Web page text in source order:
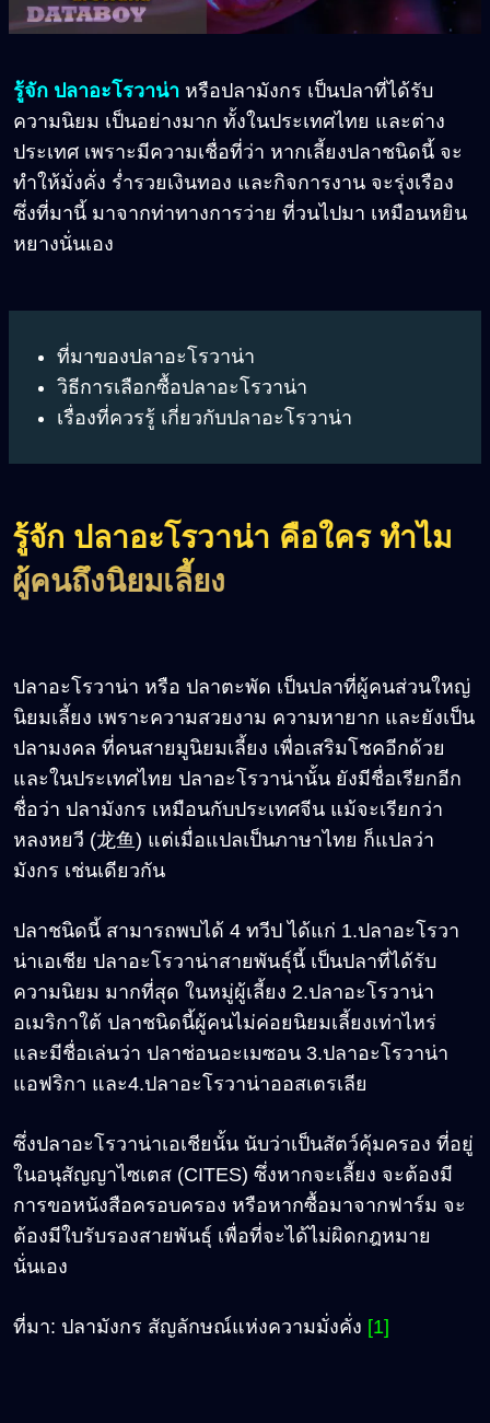
รู้จัก ปลาอะโรวาน่า หรือปลามังกร เป็นปลาที่ได้รับ
ความนิยม เป็นอย่างมาก ทั้งในประเทศไทย และต่าง
ประเทศ เพราะมีความเชื่อที่ว่า หากเลี้ยงปลาชนิดนี้ จะ
ทำให้มั่งคั่ง ร่ำรวยเงินทอง และกิจการงาน จะรุ่งเรือง
ซึ่งที่มานี้ มาจากท่าทางการว่าย ที่วนไปมา เหมือนหยิน
หยางนั่นเอง
ที่มาของปลาอะโรวาน่า
วิธีการเลือกซื้อปลาอะโรวาน่า
เรื่องที่ควรรู้ เกี่ยวกับปลาอะโรวาน่า
รู้จัก ปลาอะโรวาน่า คือใคร ทำไม
ผู้คนถึงนิยมเลี้ยง
ปลาอะโรวาน่า หรือ ปลาตะพัด เป็นปลาที่ผู้คนส่วนใหญ่
นิยมเลี้ยง เพราะความสวยงาม ความหายาก และยังเป็น
ปลามงคล ที่คนสายมูนิยมเลี้ยง เพื่อเสริมโชคอีกด้วย
และในประเทศไทย ปลาอะโรวาน่านั้น ยังมีชื่อเรียกอีก
ชื่อว่า ปลามังกร เหมือนกับประเทศจีน แม้จะเรียกว่า
หลงหยวี (龙鱼) แต่เมื่อแปลเป็นภาษาไทย ก็แปลว่า
มังกร เช่นเดียวกัน
ปลาชนิดนี้ สามารถพบได้ 4 ทวีป ได้แก่ 1.ปลาอะโรวา
น่าเอเชีย ปลาอะโรวาน่าสายพันธุ์นี้ เป็นปลาที่ได้รับ
ความนิยม มากที่สุด ในหมู่ผู้เลี้ยง 2.ปลาอะโรวาน่า
อเมริกาใต้ ปลาชนิดนี้ผู้คนไม่ค่อยนิยมเลี้ยงเท่าไหร่
และมีชื่อเล่นว่า ปลาช่อนอะเมซอน 3.ปลาอะโรวาน่า
แอฟริกา และ4.ปลาอะโรวาน่าออสเตรเลีย
ซึ่งปลาอะโรวาน่าเอเชียนั้น นับว่าเป็นสัตว์คุ้มครอง ที่อยู่
ในอนุสัญญาไซเตส (CITES) ซึ่งหากจะเลี้ยง จะต้องมี
การขอหนังสือครอบครอง หรือหากซื้อมาจากฟาร์ม จะ
ต้องมีใบรับรองสายพันธุ์ เพื่อที่จะได้ไม่ผิดกฎหมาย
นั่นเอง
ที่มา: ปลามังกร สัญลักษณ์แห่งความมั่งคั่ง [1]